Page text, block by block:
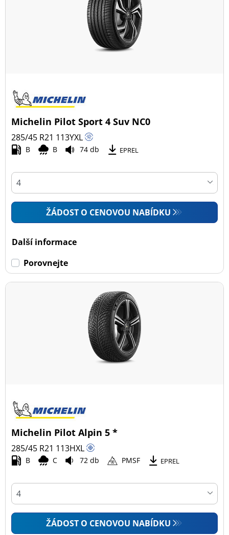
Michelin Pilot Sport 4 Suv NC0
285/45 R21 113YXL
B B 74 db EPREL
ŽÁDOST O CENOVOU NABÍDKU
Další informace
Porovnejte
Michelin Pilot Alpin 5 *
285/45 R21 113HXL
B C 72 db PMSF EPREL
ŽÁDOST O CENOVOU NABÍDKU